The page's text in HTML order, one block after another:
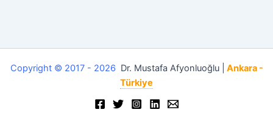
Copyright © 2017 - 2026 Dr. Mustafa Afyonluoğlu |
Ankara -
Türkiye